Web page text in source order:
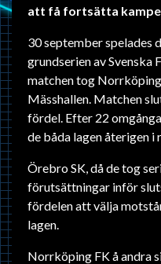
att få fortsätta
30 september spelades
grundserien av Svenska
matchen tog
Mässhallen. Matchen
fördel. Efter 22
de båda lagen återigen i
Örebro SK, då de tog
förutsättningar inför
fördelen att välja
lagen.
Norrköping FK å andra